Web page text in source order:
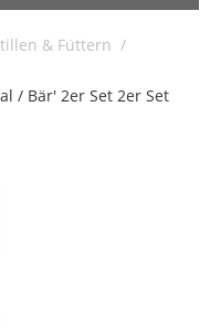
& Füttern /
/ Bär' 2er Set 2er Set